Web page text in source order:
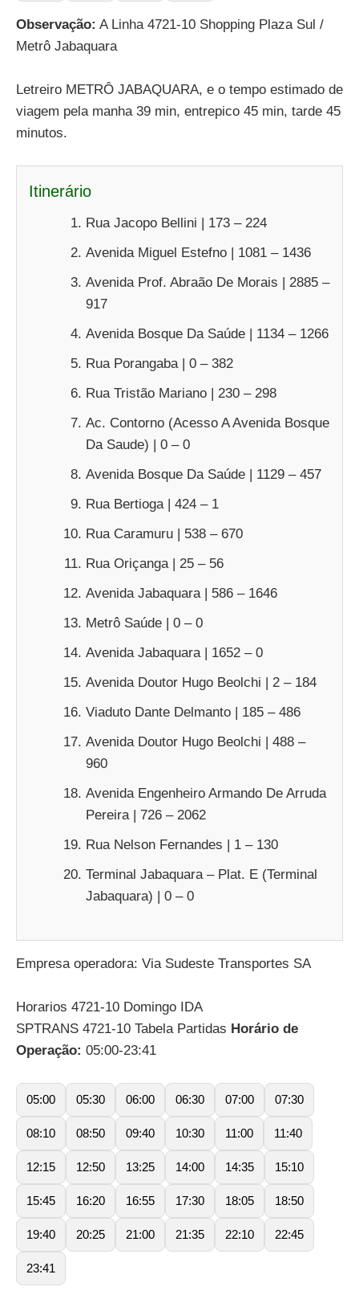
Observação: A Linha 4721-10 Shopping Plaza Sul /
Metrô Jabaquara
Letreiro METRÔ JABAQUARA, e o tempo estimado de
viagem pela manha 39 min, entrepico 45 min, tarde 45
minutos.
Itinerário
Rua Jacopo Bellini | 173 – 224
Avenida Miguel Estefno | 1081 – 1436
Avenida Prof. Abraão De Morais | 2885 –
917
Avenida Bosque Da Saúde | 1134 – 1266
Rua Porangaba | 0 – 382
Rua Tristão Mariano | 230 – 298
Ac. Contorno (Acesso A Avenida Bosque
Da Saude) | 0 – 0
Avenida Bosque Da Saúde | 1129 – 457
Rua Bertioga | 424 – 1
Rua Caramuru | 538 – 670
Rua Oriçanga | 25 – 56
Avenida Jabaquara | 586 – 1646
Metrô Saúde | 0 – 0
Avenida Jabaquara | 1652 – 0
Avenida Doutor Hugo Beolchi | 2 – 184
Viaduto Dante Delmanto | 185 – 486
Avenida Doutor Hugo Beolchi | 488 –
960
Avenida Engenheiro Armando De Arruda
Pereira | 726 – 2062
Rua Nelson Fernandes | 1 – 130
Terminal Jabaquara – Plat. E (Terminal
Jabaquara) | 0 – 0
Empresa operadora: Via Sudeste Transportes SA
Horarios 4721-10 Domingo IDA
SPTRANS 4721-10 Tabela Partidas Horário de
Operação: 05:00-23:41
05:00 05:30 06:00 06:30 07:00 07:30
08:10 08:50 09:40 10:30 11:00 11:40
12:15 12:50 13:25 14:00 14:35 15:10
15:45 16:20 16:55 17:30 18:05 18:50
19:40 20:25 21:00 21:35 22:10 22:45
23:41